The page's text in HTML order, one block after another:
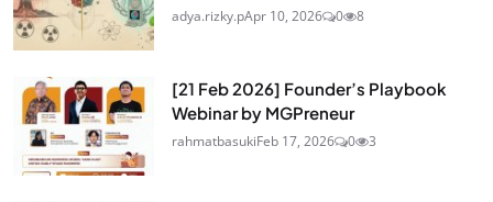
adya.rizky.pApr 10, 2026 0 8
[21 Feb 2026] Founder’s Playbook
Webinar by MGPreneur
rahmatbasukiFeb 17, 2026 0 3